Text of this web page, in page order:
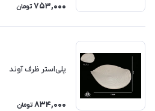
753,000 تومان
پلی‌استر ظرف آوند
834,000 تومان